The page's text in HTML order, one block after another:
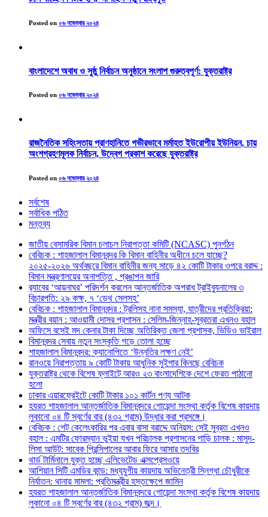
Posted on ০৬ নভেম্বার ২০২৪
বাংলাদেশে অবাধ ও সুষ্ঠু নির্বাচন অনুষ্ঠানে সংলাপ গুরুত্বপূর্ণ: যুক্তরাষ্ট্র
Posted on ০৬ নভেম্বার ২০২৪
রাজনৈতিক সহিংসতায় প্রাণহানিতে গভীরভাবে মর্মাহত ইউরোপীয় ইউনিয়ন, চায়
অংশগ্রহণমূলক নির্বাচন, উদ্বেগ প্রকাশ করেছে যুক্তরাষ্ট্র
Posted on ০৬ নভেম্বার ২০২৪
সর্বশেষ
সর্বাধিক পঠিত
মন্তব্য
জাতীয় বেসামরিক বিমান চলাচল নিরাপত্তা কমিটি (NCASC) পুনর্গঠন
বেবিচক : শাহজালাল বিমানবন্দর কি বিমান বাহিনীর অধীনে চলে যাচ্ছে?
২০২৫-২০২৬ অর্থবছরে বিমান বাহিনীর জন্য সাড়ে ৪২ কোটি টাকার ওপরে বরাদ্দ :
বিমান মন্ত্রণালয়ের অনাপত্তি , প্রঙাপন জারি
র‍্যাবের ‘আয়নাঘর’ পরিদর্শন করলেন আন্তর্জাতিক অপরাধ ট্রাইব্যুনালের ৩
বিচারপতি: ২৯ কক্ষ, ৭ ‘ডেথ সেলসহ’
বেবিচক : শাহজালাল বিমানবন্দর : ট্রলিসহ নানা সমস্যা, যাত্রীদের প্রতিক্রিয়া:
মন্ত্রীর বয়ান : আওয়ামী দোসর প্রশাসন : সেলিম-জিন্নাহ-সুব্রতরা এখনও বহাল
অফিসে বসেই মদ কেনার টাকা দিচ্ছে অতিরিক্ত জেলা প্রশাসক, ভিডিও ভাইরাল
বিমানবন্দর সেবায় নতুন সংস্কৃতি গড়ে তোলা হচ্ছে
শাহজালাল বিমানবন্দর: ক্যানোপিতে ‘উন্নতির লক্ষণ নেই’
রানওয়ে নিরাপত্তায় ৯ কোটি টাকায় আধুনিক সুইপার কিনছে বেবিচক
যুক্তরাষ্ট্র থেকে বিশেষ ফ্লাইটে আরও ২৩ বাংলাদেশিকে দেশে ফেরত পাঠানো
হলো
ঢাকার এয়ারফ্রেইটে কোটি টাকার ১০১ কার্টন পণ্য আটক
হযরত শাহজালাল আন্তর্জাতিক বিমানবন্দরে গোয়েন্দা সংস্থা কর্তৃক বিশেষ কায়দায়
লুকানো ০৪ টি স্বর্ণের বার (৪৩২ গ্রাম) উদ্ধার করা প্রসঙ্গে।
বেবিচক : গেট কেলেংকারির পর এবার বাসা বরাদ্দে অনিয়ম: সেই সুব্রত এখনও
বহাল : এমটির ফোরম্যান ভুইয়া যখন পরিচালক প্রশাসনের গাড়ি চালক : মাসুদ-
লিসা আউট: সাবেক প্রিন্সিপালের আবার ফিরে আসার তদবির
থার্ড টার্মিনালে যুক্ত হচ্ছে এলিভেটেড এক্সপ্রেসওয়ে
আশিয়ান সিটি এমডির কান্ড: মধ্যযুগীয় কায়দায় অভিনেত্রী স্নিগ্ধা চৌধুরীকে
নির্যাতন: থানায় মামলা: প্রতিমন্ত্রীর হস্তক্ষেপে জামিন
হযরত শাহজালাল আন্তর্জাতিক বিমানবন্দরে গোয়েন্দা সংস্থা কর্তৃক বিশেষ কায়দায়
লুকানো ০৪ টি স্বর্ণের বার (৪৩২ গ্রাম) জব্দ।